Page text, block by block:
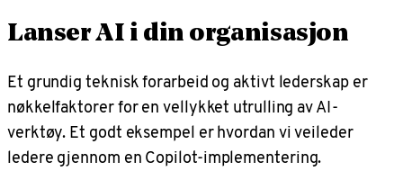
Lanser AI i din organisasjon
Et grundig teknisk forarbeid og aktivt lederskap er
nøkkelfaktorer for en vellykket utrulling av AI-
verktøy. Et godt eksempel er hvordan vi veileder
ledere gjennom en Copilot-implementering.